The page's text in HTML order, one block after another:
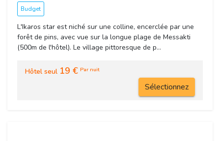
Budget
L'Ikaros star est niché sur une colline, encerclée par une
forêt de pins, avec vue sur la longue plage de Messakti
(500m de l'hôtel). Le village pittoresque de p...
Hôtel seul 19 € Par nuit
Sélectionnez